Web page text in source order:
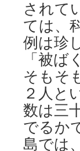
されて
ては、
例は珍
「被ば
そもそ
２人と
数は三
でるか
島では